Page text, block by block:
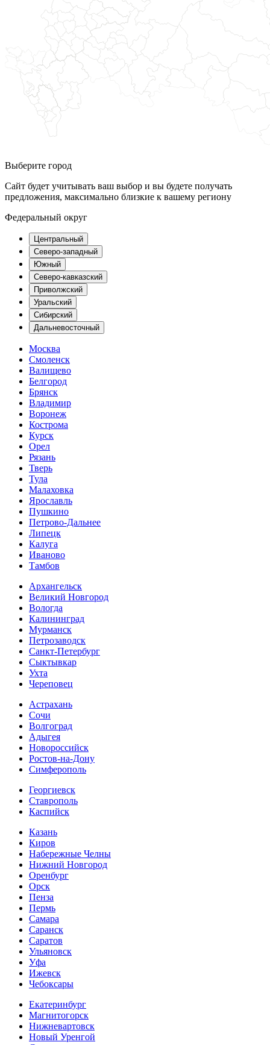
Выберите город
Сайт будет учитывать ваш выбор и вы будете получать
предложения, максимально близкие к вашему региону
Федеральный округ
Центральный
Северо-западный
Южный
Северо-кавказский
Приволжский
Уральский
Сибирский
Дальневосточный
Москва
Смоленск
Валищево
Белгород
Брянск
Владимир
Воронеж
Кострома
Курск
Орел
Рязань
Тверь
Тула
Малаховка
Ярославль
Пушкино
Петрово-Дальнее
Липецк
Калуга
Иваново
Тамбов
Архангельск
Великий Новгород
Вологда
Калининград
Мурманск
Петрозаводск
Санкт-Петербург
Сыктывкар
Ухта
Череповец
Астрахань
Сочи
Волгоград
Адыгея
Новороссийск
Ростов-на-Дону
Симферополь
Георгиевск
Ставрополь
Каспийск
Казань
Киров
Набережные Челны
Нижний Новгород
Оренбург
Орск
Пенза
Пермь
Самара
Саранск
Саратов
Ульяновск
Уфа
Ижевск
Чебоксары
Екатеринбург
Магнитогорск
Нижневартовск
Новый Уренгой